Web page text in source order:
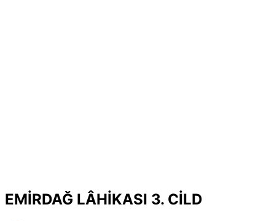
EMİRDAĞ LÂHİKASI 3. CİLD